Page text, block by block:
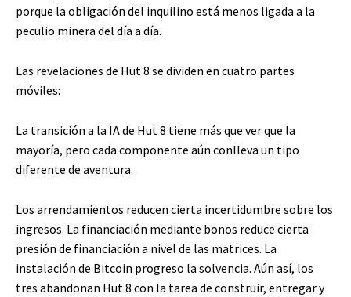
porque la obligación del inquilino está menos ligada a la
peculio minera del día a día.
Las revelaciones de Hut 8 se dividen en cuatro partes
móviles:
La transición a la IA de Hut 8 tiene más que ver que la
mayoría, pero cada componente aún conlleva un tipo
diferente de aventura.
Los arrendamientos reducen cierta incertidumbre sobre los
ingresos. La financiación mediante bonos reduce cierta
presión de financiación a nivel de las matrices. La
instalación de Bitcoin progreso la solvencia. Aún así, los
tres abandonan Hut 8 con la tarea de construir, entregar y